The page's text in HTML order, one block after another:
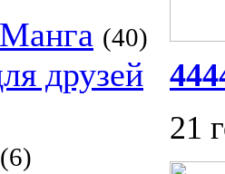
(40)
друзей
(6)
21